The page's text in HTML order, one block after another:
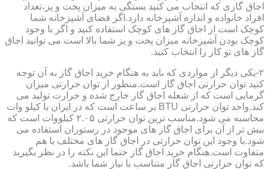
اجاق گازی که انتخاب می کنید بستگی به میزان پخت و پز،تعداد
افراد خانواده و اندازه آشپزخانه دارد.اگر فضای آشپزخانه شما
کوچک است از اجاق گاز های کوچک استفاده کنید و اگر با وجود
کوچک بودن آشپزخانه میزان پخت و پز شما بالا است می توانید اجاق
گاز های تو کار را انتخاب کنید.
۲-یکی دیگر از مواردی که باید به هنگام خرید اجاق گاز به آن توجه
کنید توان حرارتی اجاق گاز است.منظور از توان حرارتی میزان
گرمایی است که از شعله اجاق گاز خارج شده و حرارت تولید می
کند.واحد توان حرارتی BTU بر ساعت است که در ایران با کیلو وات
محاسبه می شود.مناسب ترین توان حرارتی ۲.۰۵ کیلووات است که
بیش تر از آن برای اجاق گاز های موجود در رستوران استفاده می
شود.با وجود این توان حرارتی در اجاق گاز های مختلف با هم
متفاوت است.هنگام خرید اجاق گاز حتما این نکته را در نظر بگیرید
که توان حرارتی اجاق گاز متناسب با نیاز شما باشد.